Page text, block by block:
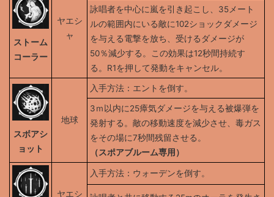
ストーム
コーラー
ヤエシ
ャ
詠唱者を中心に嵐を引き起こし、35メート
ルの範囲内にいる敵に102ショックダメージ
を与える電撃を放ち、受けるダメージが
50％減少する。この効果は12秒間持続す
る。R1を押して発動をキャンセル。
スボアシ
ョット
地球
入手方法：エントを倒す。
3ｍ以内に25瘴気ダメージを与える被爆弾を
発射する。敵の移動速度を減少させ、毒ガス
をその場に7秒間残留させる。
（スポアブルーム専用）
ヤエシ
入手方法：ウォーデンを倒す。